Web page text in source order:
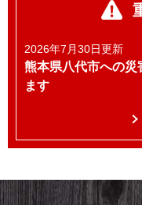
2026年7月30日更新
熊本県八代市への災
ます